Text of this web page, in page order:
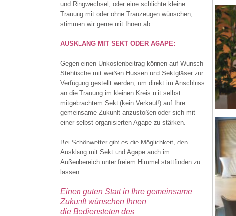
und Ringwechsel, oder eine schlichte kleine
Trauung mit oder ohne Trauzeugen wünschen,
stimmen wir gerne mit Ihnen ab.
AUSKLANG MIT SEKT ODER AGAPE:
Gegen einen Unkostenbeitrag können auf Wunsch
Stehtische mit weißen Hussen und Sektgläser zur
Verfügung gestellt werden, um direkt im Anschluss
an die Trauung im kleinen Kreis mit selbst
mitgebrachtem Sekt (kein Verkauf!) auf Ihre
gemeinsame Zukunft anzustoßen oder sich mit
einer selbst organisierten Agape zu stärken.
Bei Schönwetter gibt es die Möglichkeit, den
Ausklang mit Sekt und Agape auch im
Außenbereich unter freiem Himmel stattfinden zu
lassen.
Einen guten Start in Ihre gemeinsame
Zukunft wünschen Ihnen
die Bediensteten des